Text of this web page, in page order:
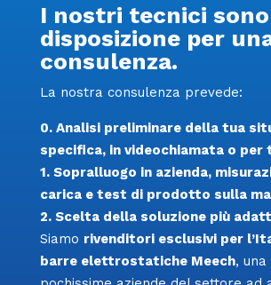
I nostri tecnici
disposizione per
consulenza.
La nostra consulenza prevede:
0. Analisi preliminare della tua
specifica, in videochiamata o per
1. Sopralluogo in azienda,
carica e test di prodotto sulla
2. Scelta della soluzione più
Siamo rivenditori esclusivi per
barre elettrostatiche Meech,